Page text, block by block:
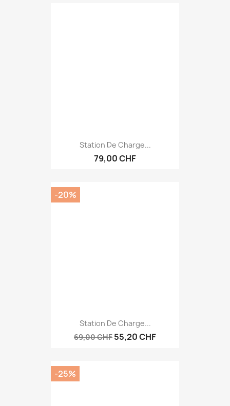
Station De Charge...
79,00 CHF
Station De Charge...
69,00 CHF 55,20 CHF
-20%
-25%